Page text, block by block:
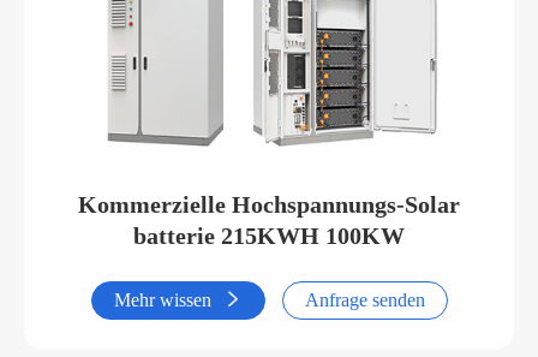
Kommerzielle Hochspannungs-Solar
batterie 215KWH 100KW
Mehr wissen  Anfrage senden